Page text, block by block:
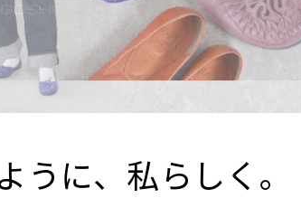
うに、私らしく。